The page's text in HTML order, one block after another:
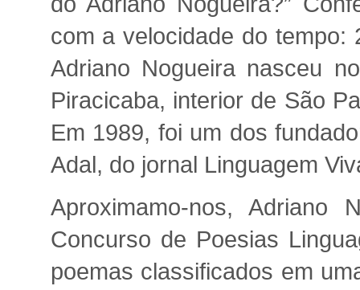
com a velocidade do tempo:
Adriano Nogueira nasceu
Piracicaba, interior de São
Em 1989, foi um dos
Adal, do jornal Linguagem
Aproximamo-nos,
Concurso de Poesias
poemas classificados em